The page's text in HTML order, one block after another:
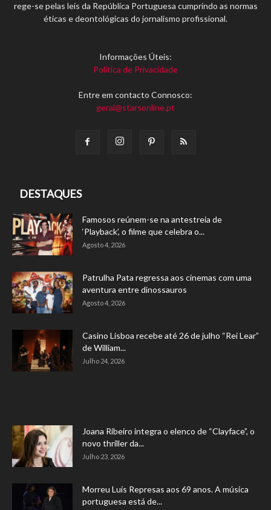
rege-se pelas leis da República Portuguesa cumprindo as normas
éticas e deontológicas do jornalismo profissional.
Informações Úteis:
Política de Privacidade
Entre em contacto Connosco:
geral@starsonline.pt
DESTAQUES
Famosos reúnem-se na antestreia de
‘Playback’, o filme que celebra o...
Agosto 4, 2026
Patrulha Pata regressa aos cinemas com uma
aventura entre dinossauros
Agosto 4, 2026
Casino Lisboa recebe até 26 de julho “Rei Lear”
de William...
Julho 24, 2026
Joana Ribeiro integra o elenco de “Clayface”, o
novo thriller da...
Julho 23, 2026
Morreu Luís Represas aos 69 anos. A música
portuguesa está de...